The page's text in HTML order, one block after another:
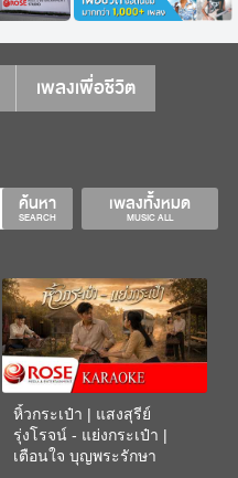
เพลงเพื่อชีวิต
เพลงทั้งหมด
MUSIC ALL
ค้นหา
SEARCH
หิ้วกระเป๋า | แสงสุรีย์
รุ่งโรจน์ - แย่งกระเป๋า |
เตือนใจ บุญพระรักษา